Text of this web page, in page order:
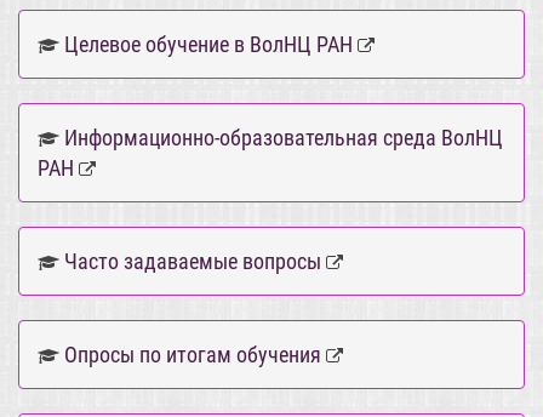
Целевое обучение в ВолНЦ РАН
Информационно-образовательная среда ВолНЦ
РАН
Часто задаваемые вопросы
Опросы по итогам обучения